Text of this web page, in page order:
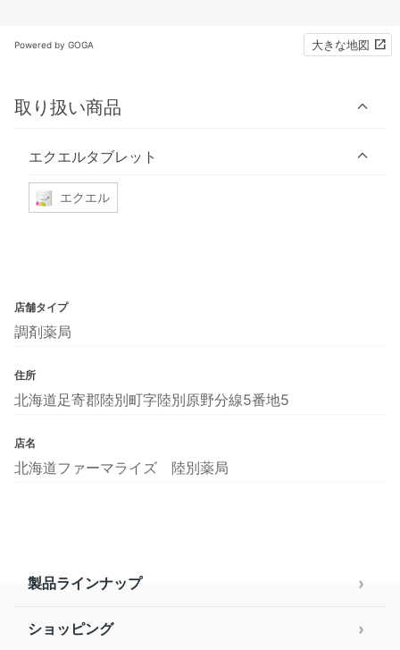
Powered by GOGA 大きな地図
取り扱い商品
エクエルタブレット
エクエル
店舗タイプ
調剤薬局
住所
北海道足寄郡陸別町字陸別原野分線5番地5
店名
北海道ファーマライズ 陸別薬局
製品ラインナップ
ショッピング